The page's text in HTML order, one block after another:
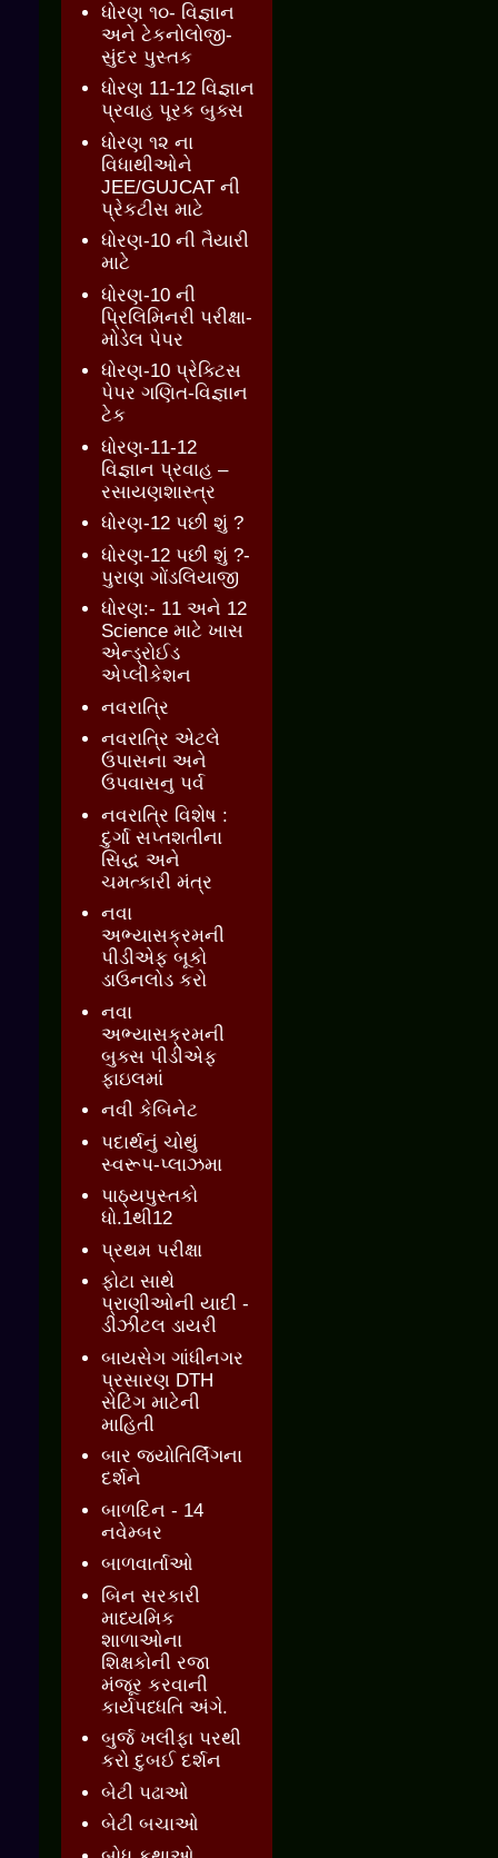
ધોરણ ૧૦- વિજ્ઞાન
અને ટેકનોલોજી-
સુંદર પુસ્તક
ધોરણ 11-12 વિજ્ઞાન
પ્રવાહ પૂરક બુક્સ
ધોરણ ૧૨ ના
વિધાથીઓને
JEE/GUJCAT ની
પ્રેકટીસ માટે
ધોરણ-10 ની તૈયારી
માટે
ધોરણ-10 ની
પ્રિલિમિનરી પરીક્ષા-
મોડેલ પેપર
ધોરણ-10 પ્રેક્ટિસ
પેપર ગણિત-વિજ્ઞાન
ટેક
ધોરણ-11-12
વિજ્ઞાન પ્રવાહ –
રસાયણશાસ્ત્ર
ધોરણ-12 પછી શું ?
ધોરણ-12 પછી શું ?-
પુરાણ ગોંડલિયાજી
ધોરણ:- 11 અને 12
Science માટે ખાસ
એન્ડ્રોઈડ
એપ્લીકેશન
નવરાત્રિ
નવરાત્રિ એટલે
ઉપાસના અને
ઉપવાસનુ પર્વ
નવરાત્રિ વિશેષ :
દુર્ગા સપ્તશતીના
સિદ્ધ અને
ચમત્કારી મંત્ર
નવા
અભ્યાસક્રમની
પીડીએફ બૂકો
ડાઉનલોડ કરો
નવા
અભ્યાસક્રમની
બુક્સ પીડીએફ
ફાઇલમાં
નવી કેબિનેટ
પદાર્થનું ચોથું
સ્વરૂપ-પ્લાઝમા
પાઠ્યપુસ્તકો
ધો.1થી12
પ્રથમ પરીક્ષા
ફોટા સાથે
પ્રાણીઓની યાદી -
ડીઝીટલ ડાયરી
બાયસેગ ગાંધીનગર
પ્રસારણ DTH
સેટિંગ માટેની
માહિતી
બાર જ્‍યોતિર્લિંગના
દર્શને
બાળદિન - 14
નવેમ્બર
બાળવાર્તાઓ
બિન સરકારી
માધ્યમિક
શાળાઓના
શિક્ષકોની રજા
મંજૂર કરવાની
કાર્યપધ્ધતિ અંગે.
બુર્જ ખલીફા પરથી
કરો દુબઈ દર્શન
બેટી પઢાઓ
બેટી બચાઓ